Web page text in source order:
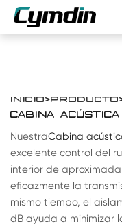
INICIO>PRODUCTO
CABINA
NuestraCabina
excelente control del
interior de
eficazmente la
mismo tiempo, el
dB ayuda a minimizar